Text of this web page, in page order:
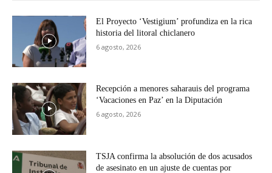
El Proyecto ‘Vestigium’ profundiza en la rica
historia del litoral chiclanero
6 agosto, 2026
Recepción a menores saharauis del programa
‘Vacaciones en Paz’ en la Diputación
6 agosto, 2026
TSJA confirma la absolución de dos acusados
de asesinato en un ajuste de cuentas por